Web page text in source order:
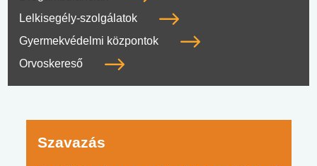
Lelkisegély-szolgálatok
Gyermekvédelmi központok
Orvoskereső
Szavazás